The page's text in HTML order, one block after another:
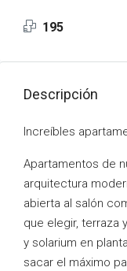
195
Descripción
Increíbles
Apartamentos de
arquitectura
abierta al salón
que elegir, terraza
y solarium en
sacar el máximo